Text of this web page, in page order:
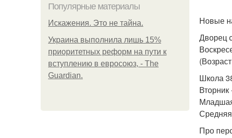
Популярные материалы
Искажения. Это не тайна.
Украина выполнила лишь 15%
приоритетных реформ на пути к
вступлению в евросоюз, - The
Guardian.
Новые
Дворец
Школа
Вторник
Средняя
Про